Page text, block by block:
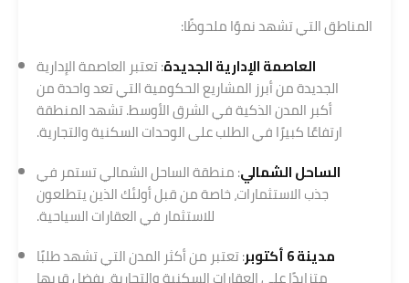
المناطق التي تشهد نموًا ملحوظًا:
العاصمة الإدارية الجديدة: تعتبر العاصمة الإدارية
الجديدة من أبرز المشاريع الحكومية التي تعد واحدة من
أكبر المدن الذكية في الشرق الأوسط. تشهد المنطقة
ارتفاعًا كبيرًا في الطلب على الوحدات السكنية والتجارية.
الساحل الشمالي: منطقة الساحل الشمالي تستمر في
جذب الاستثمارات، خاصة من قبل أولئك الذين يتطلعون
للاستثمار في العقارات السياحية.
مدينة 6 أكتوبر
: تعتبر من أكثر المدن التي تشهد طلبًا
متزايدًا على العقارات السكنية والتجارية، بفضل قربها